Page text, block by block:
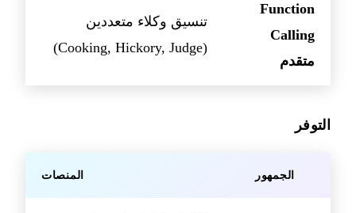
Function
Calling
متقدم
تنسيق وكلاء متعددين
(Cooking, Hickory, Judge)
التوفر
الجمهور المنصات